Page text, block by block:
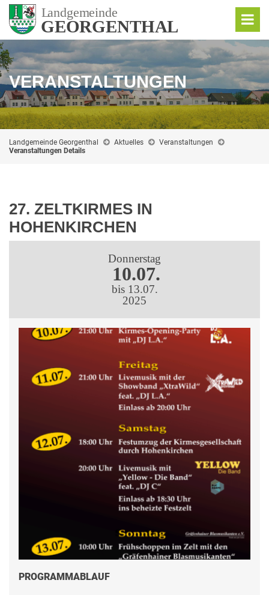
VERANSTALTUNGEN
Landgemeinde Georgenthal Aktuelles
Veranstaltungen
Veranstaltungen Details
27. ZELTKIRMES IN
HOHENKIRCHEN
Donnerstag
10.07.
bis 13.07.
2025
PROGRAMMABLAUF